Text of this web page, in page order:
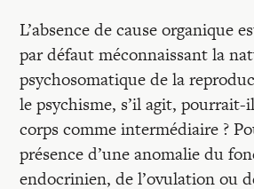
L’absence de cause organique
par défaut méconnaissant la
psychosomatique de la
le psychisme, s’il agit, pourrait-
corps comme intermédiaire ?
présence d’une anomalie du
endocrinien, de l’ovulation ou